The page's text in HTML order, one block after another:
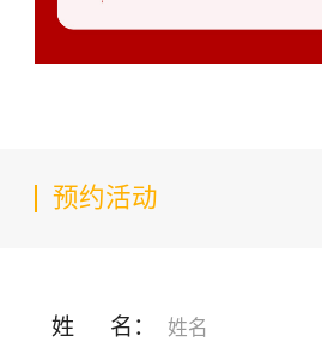
预约活动
姓 名：